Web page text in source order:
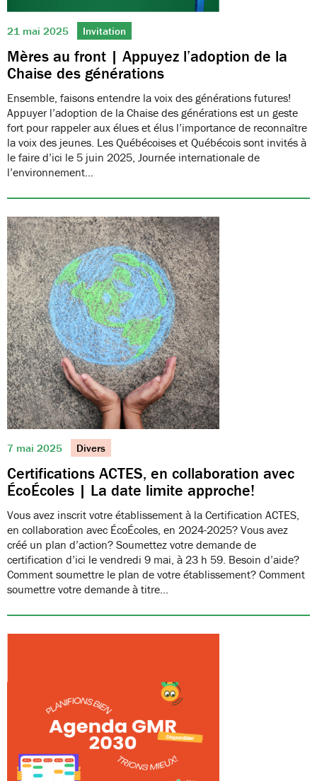
21 mai 2025 Invitation
Mères au front | Appuyez l’adoption de la
Chaise des générations
Ensemble, faisons entendre la voix des générations futures!
Appuyer l’adoption de la Chaise des générations est un geste
fort pour rappeler aux élues et élus l’importance de reconnaître
la voix des jeunes. Les Québécoises et Québécois sont invités à
le faire d’ici le 5 juin 2025, Journée internationale de
l’environnement…
7 mai 2025 Divers
Certifications ACTES, en collaboration avec
ÉcoÉcoles | La date limite approche!
Vous avez inscrit votre établissement à la Certification ACTES,
en collaboration avec ÉcoÉcoles, en 2024-2025? Vous avez
créé un plan d’action? Soumettez votre demande de
certification d’ici le vendredi 9 mai, à 23 h 59. Besoin d’aide?
Comment soumettre le plan de votre établissement? Comment
soumettre votre demande à titre…